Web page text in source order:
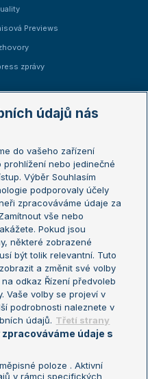
Previews
zprávy
Open
Open
mistrů
mistryň
údajů nás
do vašeho zařízení
nebo jedinečné
Výběr Souhlasím
podporovaly účely
zpracováváme údaje za
vše nebo
Pokud jsou
některé zobrazené
být tolik relevantní. Tuto
a změnit své volby
odkaz Řízení předvoleb
Vaše volby se projeví v
podrobnosti naleznete v
údajů. Třetí strany
údaje s
poloze . Aktivní
v rámci specifických